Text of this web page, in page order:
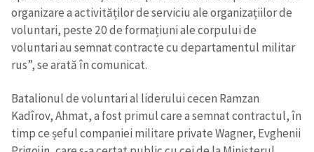
organizare a activităților de serviciu ale organizațiilor de
voluntari, peste 20 de formațiuni ale corpului de
voluntari au semnat contracte cu departamentul militar
rus”, se arată în comunicat.
Batalionul de voluntari al liderului cecen Ramzan
Kadîrov, Ahmat, a fost primul care a semnat contractul, în
timp ce șeful companiei militare private Wagner, Evghenii